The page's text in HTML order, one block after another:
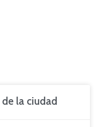
la ciudad